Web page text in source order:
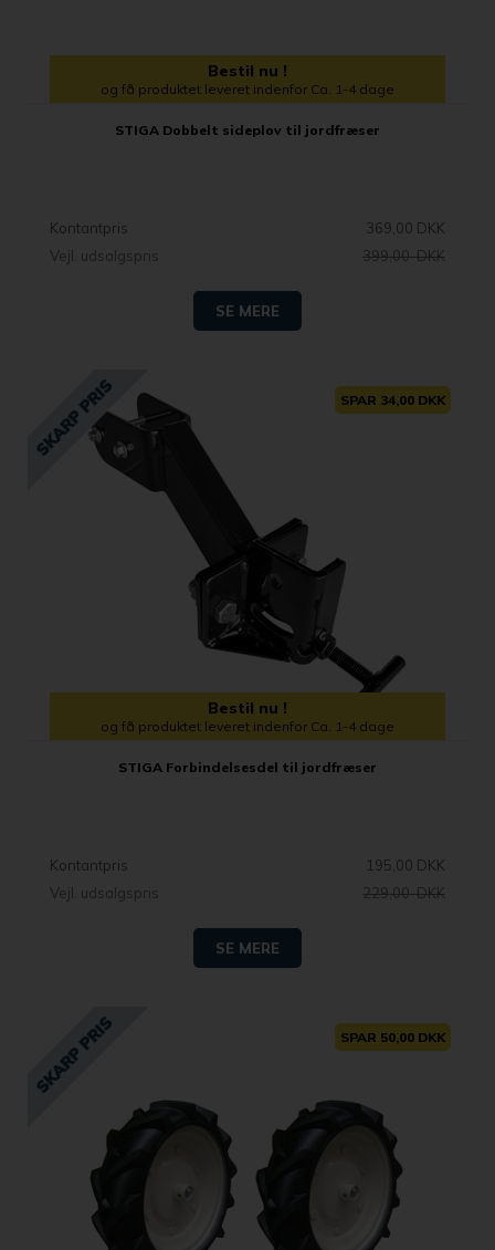
Bestil nu !
og få produktet leveret indenfor Ca. 1-4 dage
STIGA Dobbelt sideplov til jordfræser
Kontantpris
369,00 DKK
Vejl. udsalgspris
399,00 DKK
SE MERE
SPAR 34,00 DKK
Bestil nu !
og få produktet leveret indenfor Ca. 1-4 dage
STIGA Forbindelsesdel til jordfræser
Kontantpris
195,00 DKK
Vejl. udsalgspris
229,00 DKK
SE MERE
SPAR 50,00 DKK